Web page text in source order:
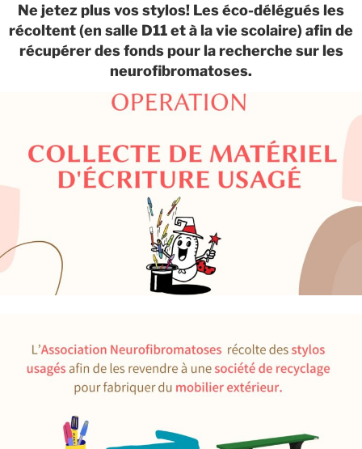
Ne jetez plus vos stylos! Les éco-délégués les
récoltent (en salle D11 et à la vie scolaire) afin de
récupérer des fonds pour la recherche sur les
neurofibromatoses.